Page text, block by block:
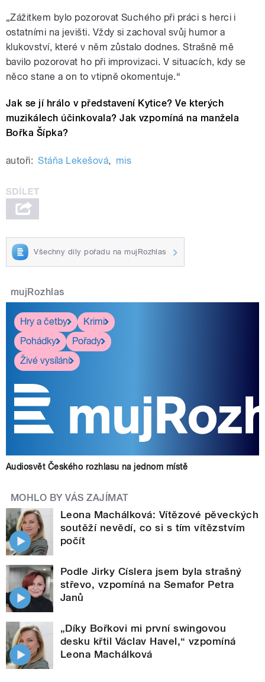
„Zážitkem bylo pozorovat Suchého při práci s herci i
ostatními na jevišti. Vždy si zachoval svůj humor a
klukovství, které v něm zůstalo dodnes. Strašně mě
bavilo pozorovat ho při improvizaci. V situacích, kdy se
něco stane a on to vtipně okomentuje.“
Jak se jí hrálo v představení Kytice? Ve kterých
muzikálech účinkovala? Jak vzpomíná na manžela
Bořka Šípka?
autoři: Stáňa Lekešová, mis
Všechny díly pořadu na mujRozhlas
mujRozhlas
Hry a četby
Krimi
Pohádky
Pořady
Živé vysílání
Audiosvět Českého rozhlasu na jednom místě
MOHLO BY VÁS ZAJÍMAT
Leona Machálková: Vítězové pěveckých
soutěží nevědí, co si s tím vítězstvím
počít
Podle Jirky Císlera jsem byla strašný
střevo, vzpomíná na Semafor Petra
Janů
„Díky Bořkovi mi první swingovou
desku křtil Václav Havel,“ vzpomíná
Leona Machálková